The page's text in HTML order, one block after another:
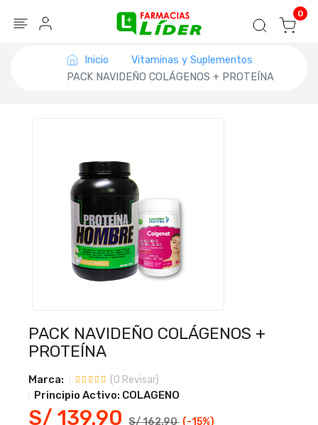
Seguir mi pedido 0
Inicio
Vitaminas y Suplementos
PACK NAVIDEÑO COLÁGENOS + PROTEÍNA
PACK NAVIDEÑO COLÁGENOS +
PROTEÍNA
Marca: (0 Revisar)
Principio Activo: COLAGENO
S/ 139.90 S/ 162.90 (-15%)